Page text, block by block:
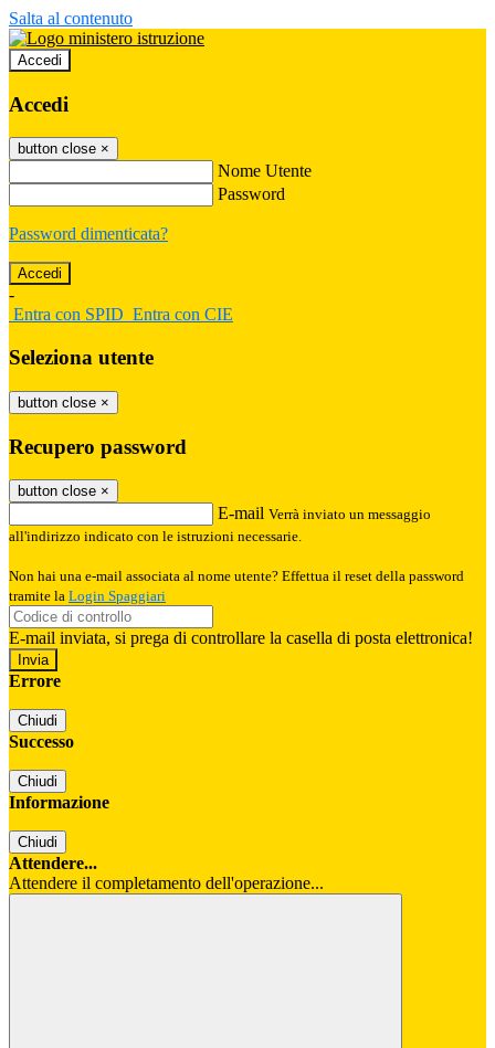
Salta al contenuto
Accedi
Accedi
button close ×
Nome Utente
Password
Password dimenticata?
-
Entra con SPID Entra con CIE
Seleziona utente
button close ×
Recupero password
button close ×
E-mail Verrà inviato un messaggio
all'indirizzo indicato con le istruzioni necessarie.
Non hai una e-mail associata al nome utente? Effettua il reset della password
tramite la Login Spaggiari
E-mail inviata, si prega di controllare la casella di posta elettronica!
Errore
Chiudi
Successo
Chiudi
Informazione
Chiudi
Attendere...
Attendere il completamento dell'operazione...